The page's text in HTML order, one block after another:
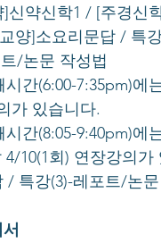
신약신학1 / [주경신
양]소요리문답 / 특
/논문 작성법
간(6:00-7:35pm)에
가 있습니다.
간(8:05-9:40pm)
10(1회) 연장강의가
/ 특강(3)-레포트/논